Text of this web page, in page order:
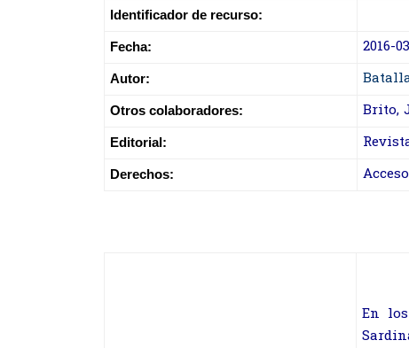
Identificador de recurso:
Fecha: 2016-
Autor:
Otros colaboradores: Brito,
Editorial:
Derechos:
En